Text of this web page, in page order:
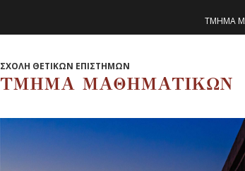
ΤΜΗΜΑ
ΣΧΟΛΗ ΘΕΤΙΚΩΝ ΕΠΙΣΤΗΜΩΝ
ΤΜΗΜΑ ΜΑΘΗΜΑΤΙΚΩΝ